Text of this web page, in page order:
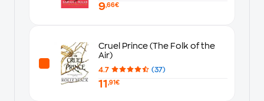
9,66€
Cruel Prince (The Folk of the
Air)
4.7 (37)
11 ,91€